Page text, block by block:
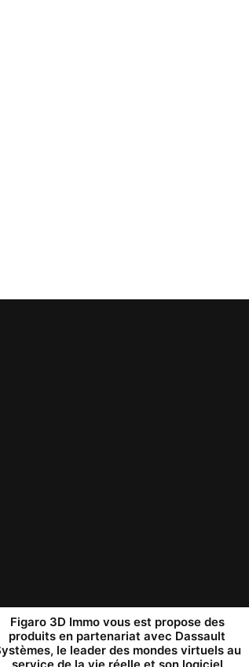
Figaro 3D Immo vous est propose des
produits en partenariat avec Dassault
, le leader des mondes virtuels au